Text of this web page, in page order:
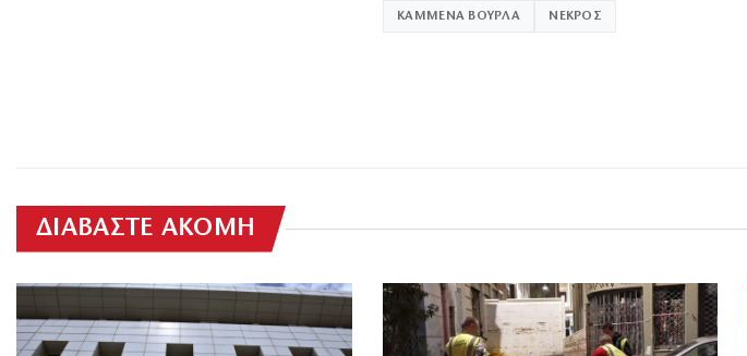
ΚΑΜΜΕΝΑ ΒΟΥΡΛΑ ΝΕΚΡΟΣ
ΔΙΑΒΑΣΤΕ ΑΚΟΜΗ